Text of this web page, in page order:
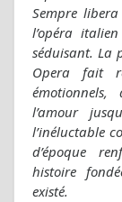
Sempre
l’opéra
séduisant. La
Opera fait
l’amour
l’inéluctable
d’époque
histoire
existé.